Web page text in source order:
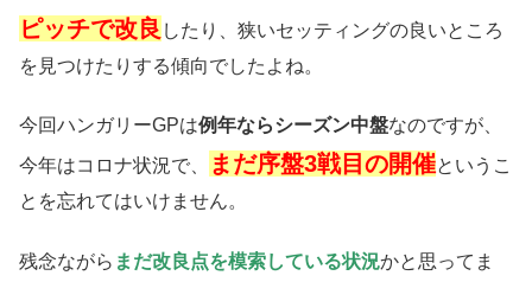
ピッチで改良 したり、狭いセッティングの良いところ
を見つけたりする傾向でしたよね。
今回ハンガリーGPは例年ならシーズン中盤なのですが、
今年はコロナ状況で、
まだ序盤3戦目の開催というこ
とを忘れてはいけません。
残念ながら まだ改良点を模索している状況かと思ってま